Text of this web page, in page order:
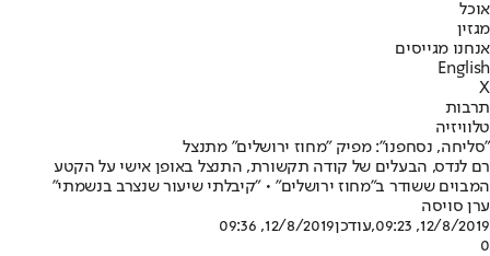
אוכל
מגזין
אנחנו מגייסים
English
X
תרבות
טלוויזיה
"סליחה, נסחפנו": מפיק "מחוז ירושלים" מתנצל
רם לנדס, הבעלים של קודה תקשורת, התנצל באופן אישי על הקטע
המבוים ששודר ב"מחוז ירושלים" • "קיבלתי שיעור שנצרב בנשמתי"
ערן סויסה
12/8/2019, 09:23
,עודכן12/8/2019, 09:36
0